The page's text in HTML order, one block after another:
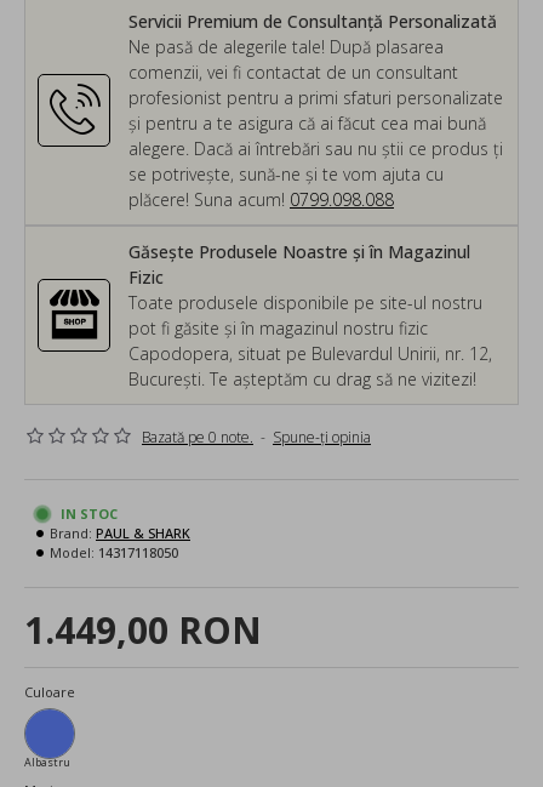
Servicii Premium de Consultanță Personalizată
Ne pasă de alegerile tale! După plasarea
comenzii, vei fi contactat de un consultant
profesionist pentru a primi sfaturi personalizate
și pentru a te asigura că ai făcut cea mai bună
alegere. Dacă ai întrebări sau nu știi ce produs ți
se potrivește, sună-ne și te vom ajuta cu
plăcere! Suna acum! 0799.098.088
Găsește Produsele Noastre și în Magazinul
Fizic
Toate produsele disponibile pe site-ul nostru
pot fi găsite și în magazinul nostru fizic
Capodopera, situat pe Bulevardul Unirii, nr. 12,
București. Te așteptăm cu drag să ne vizitezi!
Bazată pe 0 note. - Spune-ţi opinia
1.449,00 RON
IN STOC
Brand: PAUL & SHARK
Model: 14317118050
Culoare
Albastru